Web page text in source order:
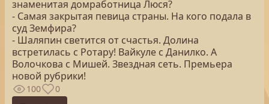
знаменитая домработница Люся?
- Самая закрытая певица страны. На кого подала в
суд Земфира?
- Шаляпин светится от счастья. Долина
встретилась с Ротару! Вайкуле с Данилко. А
Волочкова с Мишей. Звездная сеть. Премьера
новой рубрики!
100 0